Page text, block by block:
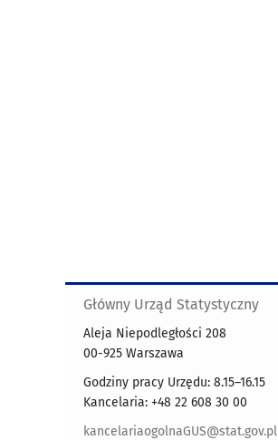
Główny Urząd Statystyczny
Aleja Niepodległości 208
00-925 Warszawa
Godziny pracy Urzędu: 8.15–16.15
Kancelaria: +48 22 608 30 00
kancelariaogolnaGUS@stat.gov.pl